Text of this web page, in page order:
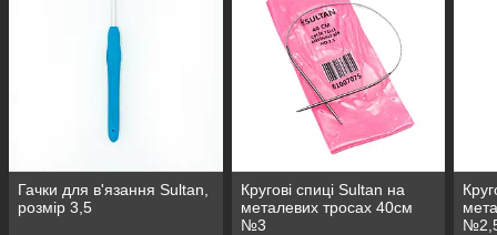
Гачки для в'язання Sultan,
розмір 3,5
Кругові спиці Sultan на
металевих тросах 40см
№3